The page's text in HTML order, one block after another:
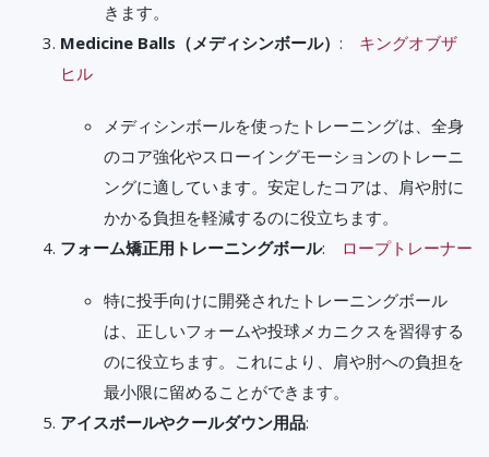
きます。
Medicine Balls（メディシンボール） : キングオブザ
ヒル
メディシンボールを使ったトレーニングは、全身
のコア強化やスローイングモーションのトレーニ
ングに適しています。安定したコアは、肩や肘に
かかる負担を軽減するのに役立ちます。
フォーム矯正用トレーニングボール: ロープトレーナー
特に投手向けに開発されたトレーニングボール
は、正しいフォームや投球メカニクスを習得する
のに役立ちます。これにより、肩や肘への負担を
最小限に留めることができます。
アイスボールやクールダウン用品: